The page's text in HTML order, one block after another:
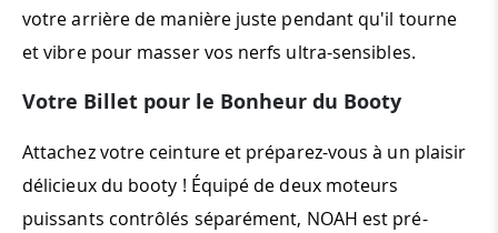
votre arrière de manière juste pendant qu'il tourne
et vibre pour masser vos nerfs ultra-sensibles.
Votre Billet pour le Bonheur du Booty
Attachez votre ceinture et préparez-vous à un plaisir
délicieux du booty ! Équipé de deux moteurs
puissants contrôlés séparément, NOAH est pré-